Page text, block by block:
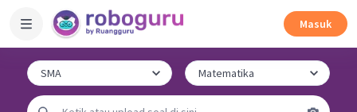
Masuk